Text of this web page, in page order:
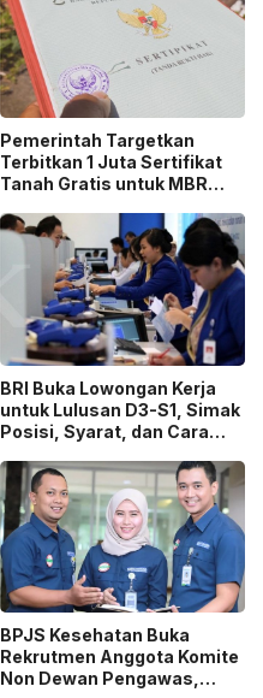
Pemerintah Targetkan
Terbitkan 1 Juta Sertifikat
Tanah Gratis untuk MBR
BRI Buka Lowongan Kerja
untuk Lulusan D3-S1, Simak
Posisi, Syarat, dan Cara
BPJS Kesehatan Buka
Rekrutmen Anggota Komite
Non Dewan Pengawas,